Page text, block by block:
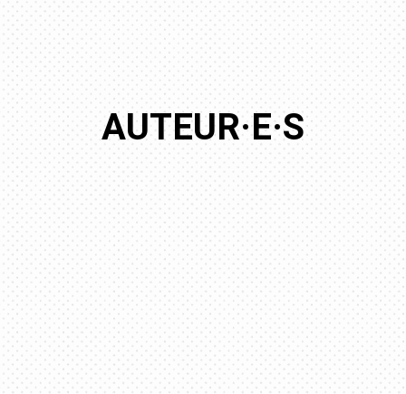
AUTEUR·E·S